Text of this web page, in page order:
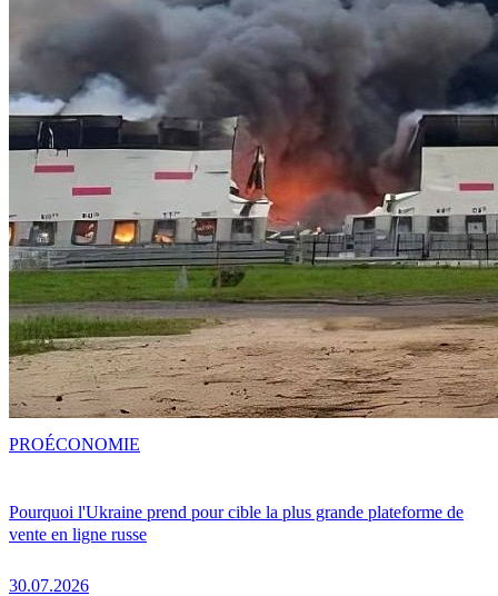
Pourquoi l'Ukraine prend pour cible la plus grande plateforme de
vente en ligne russe
30.07.2026
PROÉCONOMIE